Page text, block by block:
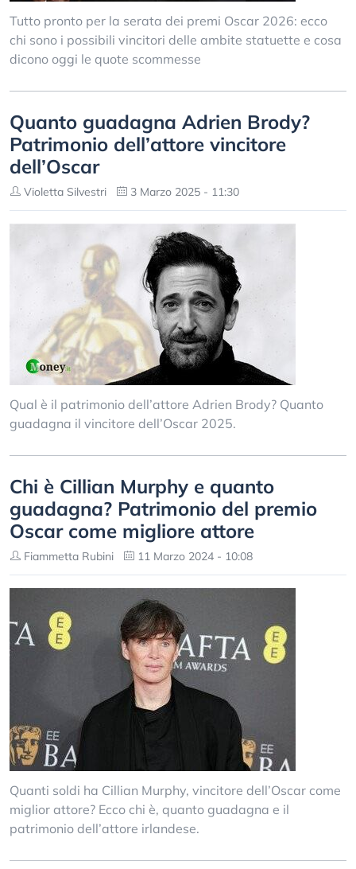
Tutto pronto per la serata dei premi Oscar 2026: ecco
chi sono i possibili vincitori delle ambite statuette e cosa
dicono oggi le quote scommesse
Quanto guadagna Adrien Brody?
Patrimonio dell’attore vincitore
dell’Oscar
Violetta Silvestri 3 Marzo 2025 - 11:30
Qual è il patrimonio dell’attore Adrien Brody? Quanto
guadagna il vincitore dell’Oscar 2025.
Chi è Cillian Murphy e quanto
guadagna? Patrimonio del premio
Oscar come migliore attore
Fiammetta Rubini 11 Marzo 2024 - 10:08
Quanti soldi ha Cillian Murphy, vincitore dell’Oscar come
miglior attore? Ecco chi è, quanto guadagna e il
patrimonio dell’attore irlandese.